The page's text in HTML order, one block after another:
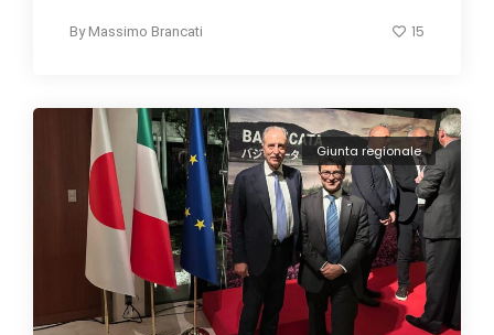
By Massimo Brancati 15
Giunta regionale